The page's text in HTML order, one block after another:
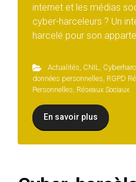
internet et les médias
cyber-harceleurs ? Un
harcelé pour son
Actualités, CNIL,
données personnelles, RGPD
Personnelles, Réseaux Sociaux
En savoir plus